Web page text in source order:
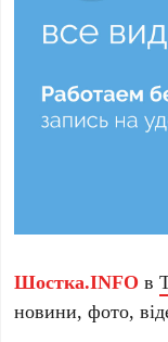
Шостка.INFO в
новини, фото,